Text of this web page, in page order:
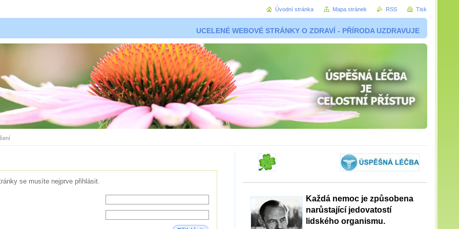
UCELENÉ WEBOVÉ STRÁNKY O ZDRAVÍ - PŘÍRODA UZDRAVUJE
se musíte nejprve přihlásit.
Každá nemoc je způsobena
narůstající jedovatostí
lidského organismu.
Úvodní stránka Mapa stránek RSS Tisk